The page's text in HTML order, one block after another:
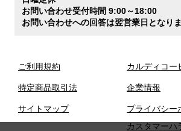
お問い合わせ受付時間 9:00～18:00
お問い合わせへの回答は翌営業日となりま
ご利用規約
特定商品取引法
サイトマップ
カルディコー
企業情報
プライバシー
カスタマーハ